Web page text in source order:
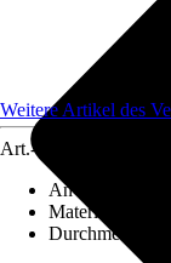
Weitere Artikel des
Art.-Nr.
Anwendung
Durchmesser